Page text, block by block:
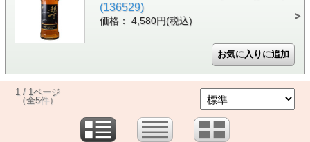
(136529)
価格： 4,580円(税込)
1 / 1ページ
（全5件）